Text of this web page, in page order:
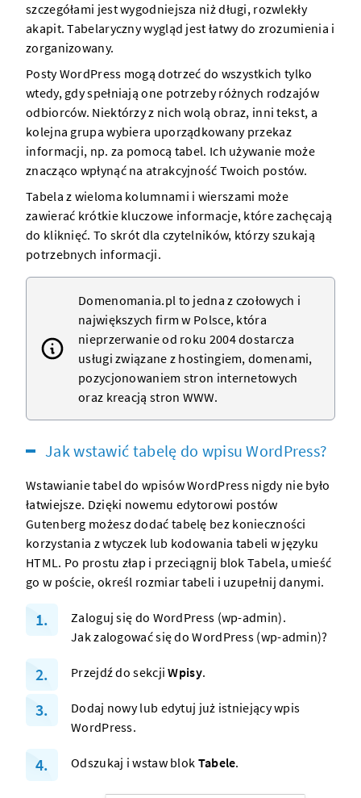
szczegółami jest wygodniejsza niż długi, rozwlekły
akapit. Tabelaryczny wygląd jest łatwy do zrozumienia i
zorganizowany.
PostyWordPress mogą dotrzeć do wszystkich tylko
wtedy, gdy spełniają one potrzeby różnych rodzajów
odbiorców. Niektórzy z nich wolą obraz, inni tekst, a
kolejna grupa wybiera uporządkowany przekaz
informacji, np. za pomocą tabel. Ich używanie może
znacząco wpłynąć na atrakcyjność Twoich postów.
Tabela z wieloma kolumnami i wierszami może
zawierać krótkie kluczowe informacje, które zachęcają
do kliknięć. To skrót dla czytelników, którzy szukają
potrzebnych informacji.
Domenomania.pl to jedna z czołowych i
największych firm w Polsce, która
nieprzerwanie od roku 2004 dostarcza
usługi związane z hostingiem,domenami,
pozycjonowaniem stron internetowych
oraz kreacją stron WWW.
Jak wstawić tabelę do wpisu WordPress?
Wstawianie tabel do wpisówWordPressnigdy nie było
łatwiejsze. Dzięki nowemu edytorowi postów
Gutenberg możesz dodać tabelę bez konieczności
korzystania z wtyczek lub kodowania tabeli w języku
HTML. Po prostu złap i przeciągnij blok Tabela, umieść
go w poście, określ rozmiar tabeli i uzupełnij danymi.
Zaloguj się do WordPress (wp-admin).
Jak zalogować się do WordPress (wp-admin)?
Przejdź do sekcjiWpisy.
Dodaj nowy lub edytuj już istniejący wpis
WordPress.
Odszukaj i wstaw blok Tabele.